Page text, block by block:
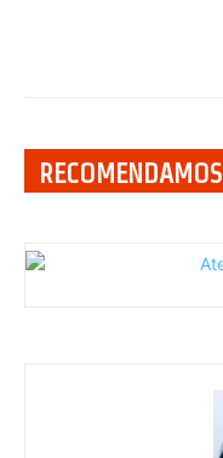
RECOMENDAMOS